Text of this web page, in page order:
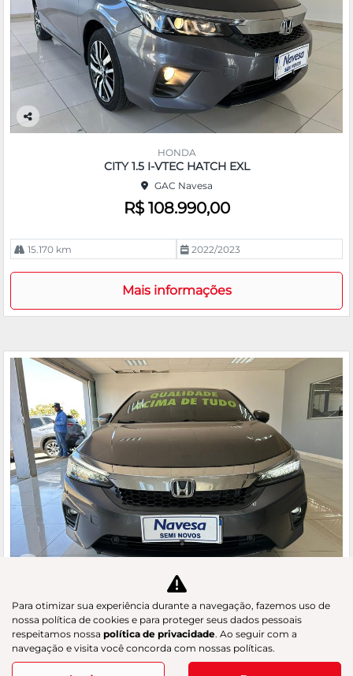
Co
HONDA
CITY 1.5 I-VTEC HATCH EXL
GAC Navesa
R$ 108.990,00
15.170 km 2022/2023
Mais informações
pa
rtil
he
HONDA
CITY 1.5 I-VTEC HATCH TOURING
GAC Navesa
R$ 94.000,00
Para otimizar sua experiência durante a navegação, fazemos uso de
nossa política de cookies e para proteger seus dados pessoais
respeitamos nossa política de privacidade. Ao seguir com a
navegação e visita você concorda com nossas políticas.